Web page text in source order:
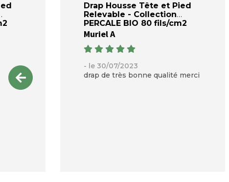
Drap Housse Tête et Pied
Relevable - Collection
PERCALE BIO 80 fils/cm2
Muriel A
- le 30/07/2023
drap de très bonne qualité merci